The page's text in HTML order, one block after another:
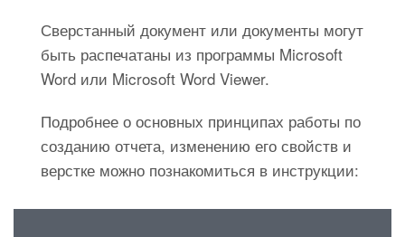
Сверстанный документ или документы могут
быть распечатаны из программы Microsoft
Word или Microsoft Word Viewer.
Подробнее о основных принципах работы по
созданию отчета, изменению его свойств и
верстке можно познакомиться в инструкции: